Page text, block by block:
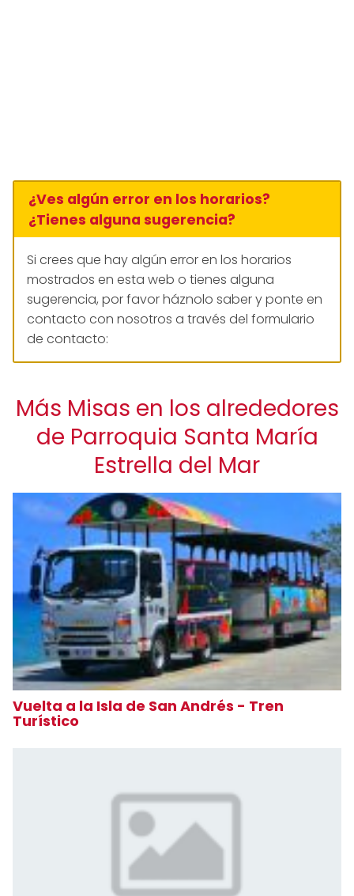
¿Ves algún error en los horarios?
¿Tienes alguna sugerencia?
Si crees que hay algún error en los horarios
mostrados en esta web o tienes alguna
sugerencia, por favor háznolo saber y ponte en
contacto con nosotros a través del formulario
de contacto:
Más Misas en los alrededores
de Parroquia Santa María
Estrella del Mar
Vuelta a la Isla de San Andrés - Tren
Turístico